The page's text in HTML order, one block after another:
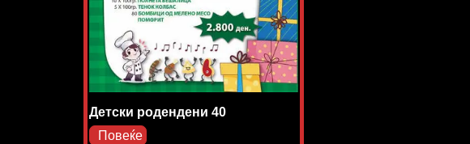
Детски родендени 40
Повеќе